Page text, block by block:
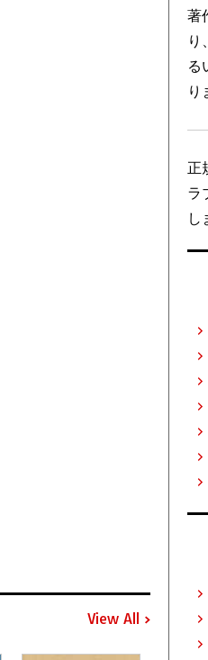
View All
著
り
る
り
正
ラ
し